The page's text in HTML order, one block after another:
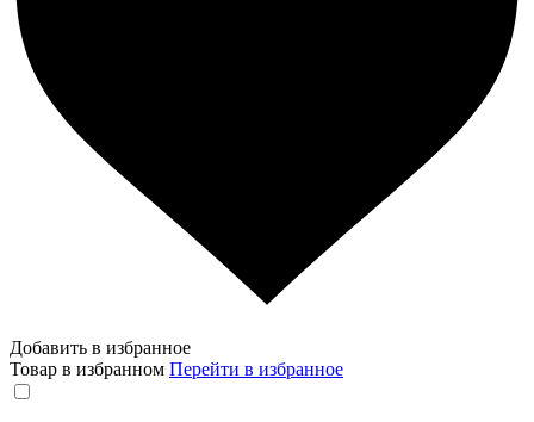
Добавить в избранное
Товар в избранном Перейти в избранное